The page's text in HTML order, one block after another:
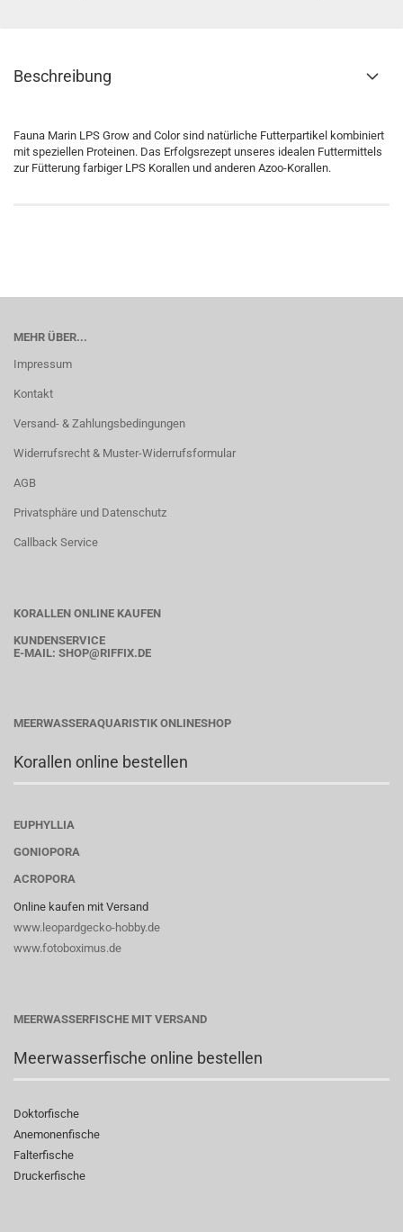
Beschreibung
Fauna Marin LPS Grow and Color sind natürliche Futterpartikel kombiniert
mit speziellen Proteinen. Das Erfolgsrezept unseres idealen Futtermittels
zur Fütterung farbiger LPS Korallen und anderen Azoo-Korallen.
MEHR ÜBER...
Impressum
Kontakt
Versand- & Zahlungsbedingungen
Widerrufsrecht & Muster-Widerrufsformular
AGB
Privatsphäre und Datenschutz
Callback Service
KORALLEN ONLINE KAUFEN
KUNDENSERVICE
E-MAIL: SHOP@RIFFIX.DE
MEERWASSERAQUARISTIK ONLINESHOP
Korallen online bestellen
EUPHYLLIA
GONIOPORA
ACROPORA
Online kaufen mit Versand
www.leopardgecko-hobby.de
www.fotoboximus.de
MEERWASSERFISCHE MIT VERSAND
Meerwasserfische online bestellen
Doktorfische
Anemonenfische
Falterfische
Druckerfische